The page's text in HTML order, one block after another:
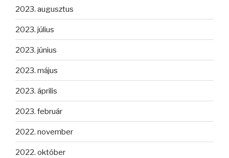
2023. augusztus
2023. július
2023. június
2023. május
2023. április
2023. február
2022. november
2022. október